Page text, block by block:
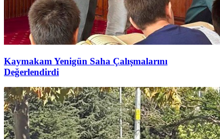
Kaymakam Yenigün Saha Çalışmalarını
Değerlendirdi